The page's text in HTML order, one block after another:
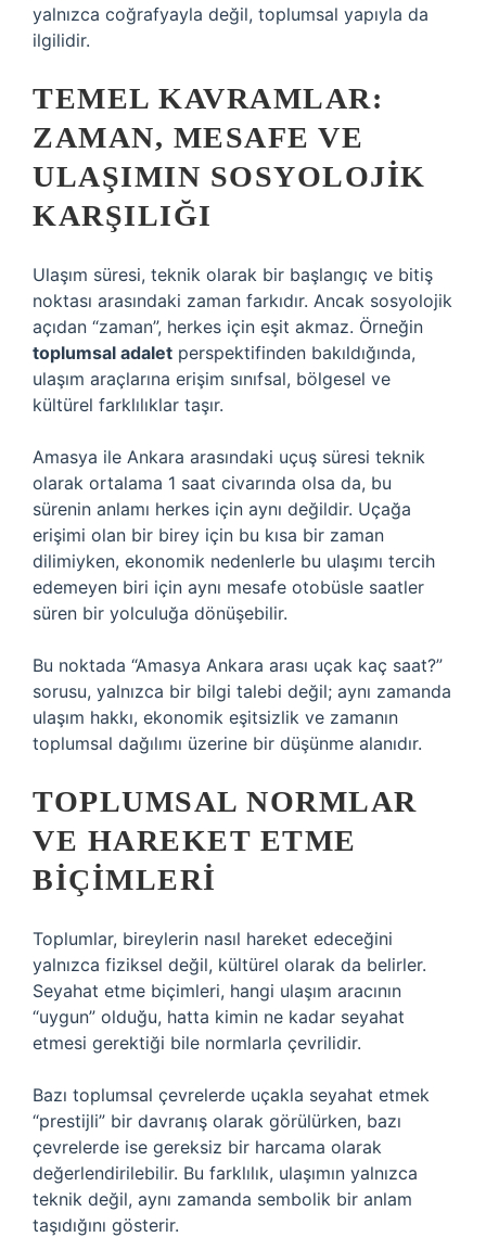
yalnızca coğrafyayla değil, toplumsal yapıyla da
ilgilidir.
TEMEL KAVRAMLAR:
ZAMAN, MESAFE VE
ULAŞIMIN SOSYOLOJIK
KARŞILIĞI
Ulaşım süresi, teknik olarak bir başlangıç ve bitiş
noktası arasındaki zaman farkıdır. Ancak sosyolojik
açıdan “zaman”, herkes için eşit akmaz. Örneğin
toplumsal adalet perspektifinden bakıldığında,
ulaşım araçlarına erişim sınıfsal, bölgesel ve
kültürel farklılıklar taşır.
Amasya ile Ankara arasındaki uçuş süresi teknik
olarak ortalama 1 saat civarında olsa da, bu
sürenin anlamı herkes için aynı değildir. Uçağa
erişimi olan bir birey için bu kısa bir zaman
dilimiyken, ekonomik nedenlerle bu ulaşımı tercih
edemeyen biri için aynı mesafe otobüsle saatler
süren bir yolculuğa dönüşebilir.
Bu noktada “Amasya Ankara arası uçak kaç saat?”
sorusu, yalnızca bir bilgi talebi değil; aynı zamanda
ulaşım hakkı, ekonomik eşitsizlik ve zamanın
toplumsal dağılımı üzerine bir düşünme alanıdır.
TOPLUMSAL NORMLAR
VE HAREKET ETME
BIÇIMLERI
Toplumlar, bireylerin nasıl hareket edeceğini
yalnızca fiziksel değil, kültürel olarak da belirler.
Seyahat etme biçimleri, hangi ulaşım aracının
“uygun” olduğu, hatta kimin ne kadar seyahat
etmesi gerektiği bile normlarla çevrilidir.
Bazı toplumsal çevrelerde uçakla seyahat etmek
“prestijli” bir davranış olarak görülürken, bazı
çevrelerde ise gereksiz bir harcama olarak
değerlendirilebilir. Bu farklılık, ulaşımın yalnızca
teknik değil, aynı zamanda sembolik bir anlam
taşıdığını gösterir.